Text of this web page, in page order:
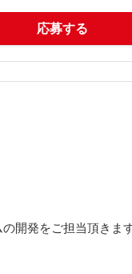
応募する
開発をご担当頂きます